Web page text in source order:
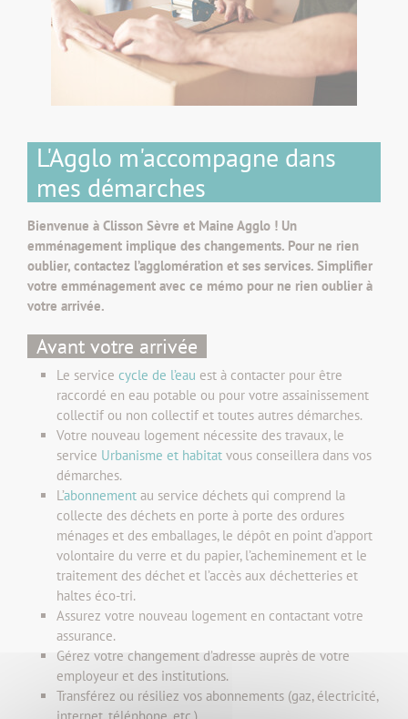
L'Agglo m'accompagne dans
mes démarches
Bienvenue à Clisson Sèvre et Maine Agglo ! Un
emménagement implique des changements. Pour ne rien
oublier, contactez l’agglomération et ses services. Simplifier
votre emménagement avec ce mémo pour ne rien oublier à
votre arrivée.
Avant votre arrivée
Le service cycle de l’eau est à contacter pour être
raccordé en eau potable ou pour votre assainissement
collectif ou non collectif et toutes autres démarches.
Votre nouveau logement nécessite des travaux, le
service Urbanisme et habitat vous conseillera dans vos
démarches.
L’abonnement au service déchets qui comprend la
collecte des déchets en porte à porte des ordures
ménages et des emballages, le dépôt en point d’apport
volontaire du verre et du papier, l’acheminement et le
traitement des déchet et l’accès aux déchetteries et
haltes éco-tri.
Assurez votre nouveau logement en contactant votre
assurance.
Gérez votre changement d’adresse auprès de votre
employeur et des institutions.
Transférez ou résiliez vos abonnements (gaz, électricité,